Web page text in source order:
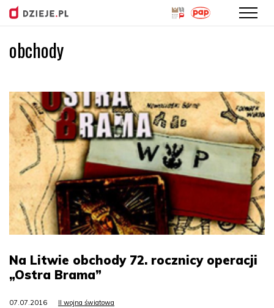
obchody
Na Litwie obchody 72. rocznicy operacji
„Ostra Brama”
07.07.2016 II wojna światowa